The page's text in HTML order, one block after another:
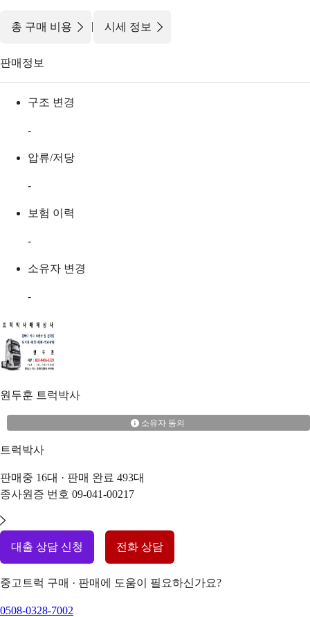
총 구매 비용 | 시세 정보
판매정보
구조 변경
-
압류/저당
-
보험 이력
-
소유자 변경
-
원두훈 트럭박사
소유자 동의
트럭박사
판매중 16대 · 판매 완료 493대
종사원증 번호 09-041-00217
대출 상담 신청 전화 상담
중고트럭 구매 · 판매에 도움이 필요하신가요?
0508-0328-7002